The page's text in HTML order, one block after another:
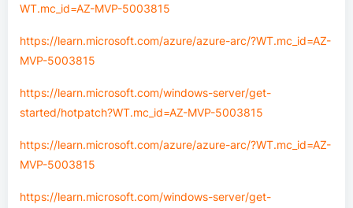
WT.mc_id=AZ-MVP-5003815
https://learn.microsoft.com/azure/azure-arc/?WT.mc_id=AZ-
MVP-5003815
https://learn.microsoft.com/windows-server/get-
started/hotpatch?WT.mc_id=AZ-MVP-5003815
https://learn.microsoft.com/azure/azure-arc/?WT.mc_id=AZ-
MVP-5003815
https://learn.microsoft.com/windows-server/get-